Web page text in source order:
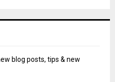
blog posts, tips & new